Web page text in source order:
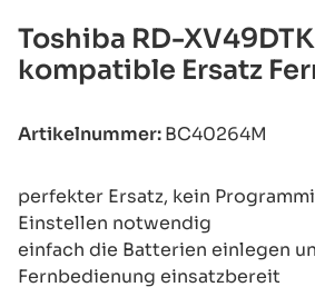
Toshiba RD-
kompatible Ersatz
Artikelnummer:BC40264M
perfekter Ersatz, kein
Einstellen notwendig
einfach die Batterien einlegen
Fernbedienung einsatzbereit